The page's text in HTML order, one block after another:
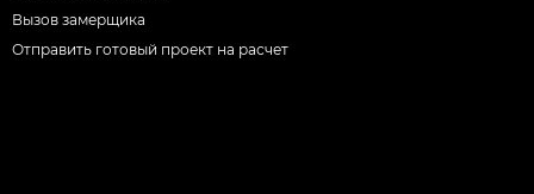
Вызов замерщика
Отправить готовый проект на расчет